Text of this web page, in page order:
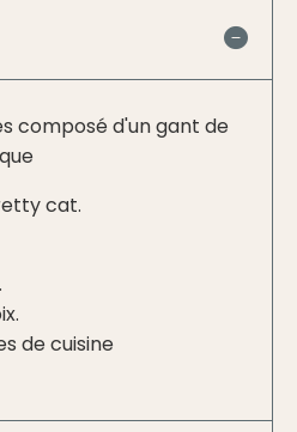
composé d'un gant de
cat.
de cuisine